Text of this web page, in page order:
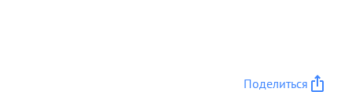
Поделиться